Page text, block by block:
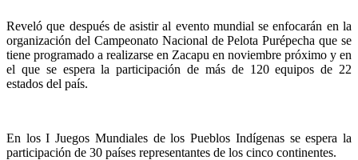
Reveló que después de asistir al evento mundial se enfocarán en la
organización del Campeonato Nacional de Pelota Purépecha que se
tiene programado a realizarse en Zacapu en noviembre próximo y en
el que se espera la participación de más de 120 equipos de 22
estados del país.
En los I Juegos Mundiales de los Pueblos Indígenas se espera la
participación de 30 países representantes de los cinco continentes.